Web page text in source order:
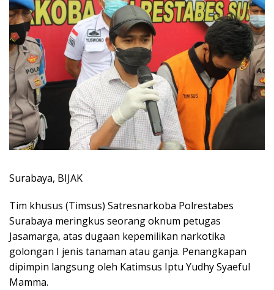
Surabaya, BIJAK
Tim khusus (Timsus) Satresnarkoba Polrestabes
Surabaya meringkus seorang oknum petugas
Jasamarga, atas dugaan kepemilikan narkotika
golongan I jenis tanaman atau ganja. Penangkapan
dipimpin langsung oleh Katimsus Iptu Yudhy Syaeful
Mamma.